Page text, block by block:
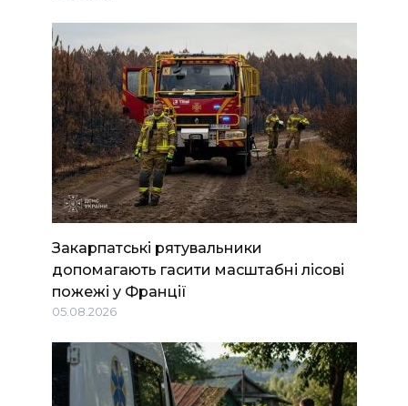
Закарпатські рятувальники
допомагають гасити масштабні лісові
пожежі у Франції
05.08.2026